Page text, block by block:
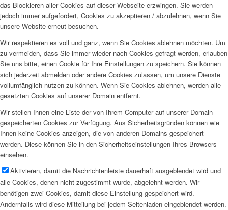
das Blockieren aller Cookies auf dieser Webseite erzwingen. Sie werden
jedoch immer aufgefordert, Cookies zu akzeptieren / abzulehnen, wenn Sie
unsere Website erneut besuchen.
Wir respektieren es voll und ganz, wenn Sie Cookies ablehnen möchten. Um
zu vermeiden, dass Sie immer wieder nach Cookies gefragt werden, erlauben
Sie uns bitte, einen Cookie für Ihre Einstellungen zu speichern. Sie können
sich jederzeit abmelden oder andere Cookies zulassen, um unsere Dienste
vollumfänglich nutzen zu können. Wenn Sie Cookies ablehnen, werden alle
gesetzten Cookies auf unserer Domain entfernt.
Wir stellen Ihnen eine Liste der von Ihrem Computer auf unserer Domain
gespeicherten Cookies zur Verfügung. Aus Sicherheitsgründen können wie
Ihnen keine Cookies anzeigen, die von anderen Domains gespeichert
werden. Diese können Sie in den Sicherheitseinstellungen Ihres Browsers
einsehen.
Aktivieren, damit die Nachrichtenleiste dauerhaft ausgeblendet wird und
alle Cookies, denen nicht zugestimmt wurde, abgelehnt werden. Wir
benötigen zwei Cookies, damit diese Einstellung gespeichert wird.
Andernfalls wird diese Mitteilung bei jedem Seitenladen eingeblendet werden.